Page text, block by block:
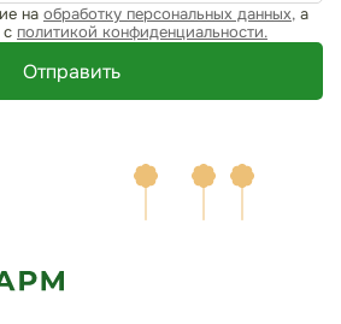
на обработку персональных данных, а
политикой конфиденциальности.
Отправить